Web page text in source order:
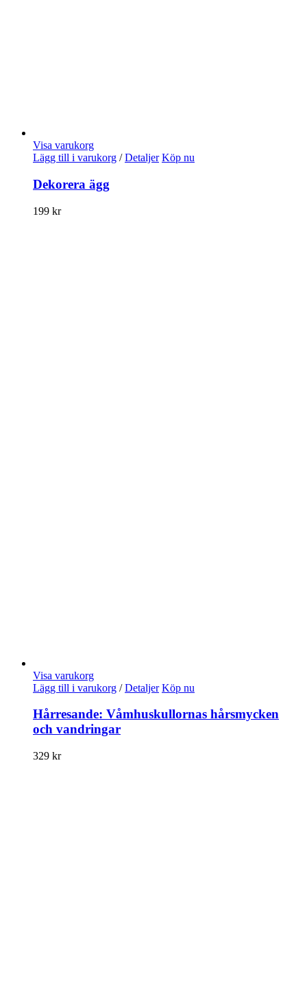
Visa varukorg
Lägg till i varukorg / Detaljer Köp nu
Dekorera ägg
199 kr
Visa varukorg
Lägg till i varukorg / Detaljer Köp nu
Hårresande: Våmhuskullornas hårsmycken
och vandringar
329 kr